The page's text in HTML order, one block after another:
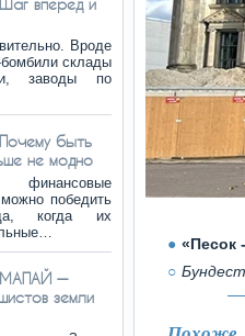
Шаг вперед и
Вроде
склады
заводы по
Почему быть
не модно
победить
когда их
МАПАЙ —
земли
«Песок